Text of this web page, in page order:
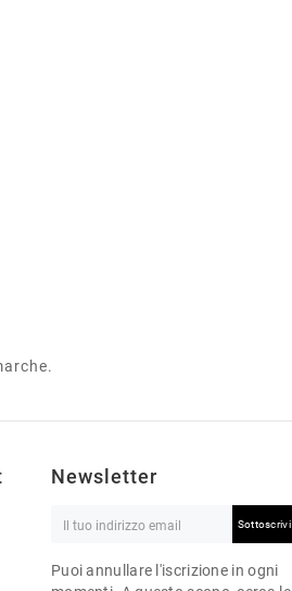
Newsletter
Sottoscrivi
Puoi annullare l'iscrizione in ogni